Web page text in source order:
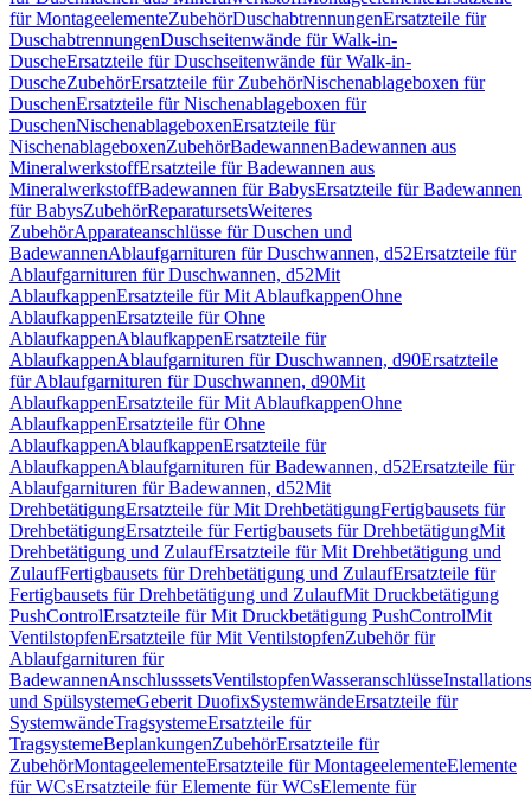
für MontageelementeZubehörDuschabtrennungenErsatzteile für
DuschabtrennungenDuschseitenwände für Walk-in-
DuscheErsatzteile für Duschseitenwände für Walk-in-
DuscheZubehörErsatzteile für ZubehörNischenablageboxen für
DuschenErsatzteile für Nischenablageboxen für
DuschenNischenablageboxenErsatzteile für
NischenablageboxenZubehörBadewannenBadewannen aus
MineralwerkstoffErsatzteile für Badewannen aus
MineralwerkstoffBadewannen für BabysErsatzteile für Badewannen
für BabysZubehörReparatursetsWeiteres
ZubehörApparateanschlüsse für Duschen und
BadewannenAblaufgarnituren für Duschwannen, d52Ersatzteile für
Ablaufgarnituren für Duschwannen, d52Mit
AblaufkappenErsatzteile für Mit AblaufkappenOhne
AblaufkappenErsatzteile für Ohne
AblaufkappenAblaufkappenErsatzteile für
AblaufkappenAblaufgarnituren für Duschwannen, d90Ersatzteile
für Ablaufgarnituren für Duschwannen, d90Mit
AblaufkappenErsatzteile für Mit AblaufkappenOhne
AblaufkappenErsatzteile für Ohne
AblaufkappenAblaufkappenErsatzteile für
AblaufkappenAblaufgarnituren für Badewannen, d52Ersatzteile für
Ablaufgarnituren für Badewannen, d52Mit
DrehbetätigungErsatzteile für Mit DrehbetätigungFertigbausets für
DrehbetätigungErsatzteile für Fertigbausets für DrehbetätigungMit
Drehbetätigung und ZulaufErsatzteile für Mit Drehbetätigung und
ZulaufFertigbausets für Drehbetätigung und ZulaufErsatzteile für
Fertigbausets für Drehbetätigung und ZulaufMit Druckbetätigung
PushControlErsatzteile für Mit Druckbetätigung PushControlMit
VentilstopfenErsatzteile für Mit VentilstopfenZubehör für
Ablaufgarnituren für
BadewannenAnschlusssetsVentilstopfenWasseranschlüsse
und SpülsystemeGeberit DuofixSystemwändeErsatzteile für
SystemwändeTragsystemeErsatzteile für
TragsystemeBeplankungenZubehörErsatzteile für
ZubehörMontageelementeErsatzteile für MontageelementeElemente
für WCsErsatzteile für Elemente für WCsElemente für